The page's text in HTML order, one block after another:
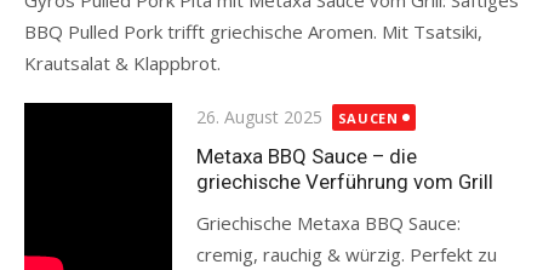
BBQ Pulled Pork trifft griechische Aromen. Mit Tsatsiki,
Krautsalat & Klappbrot.
Posted
on
26. August 2025 SAUCEN
Metaxa BBQ Sauce – die
griechische Verführung vom Grill
Griechische Metaxa BBQ Sauce:
cremig, rauchig & würzig. Perfekt zu